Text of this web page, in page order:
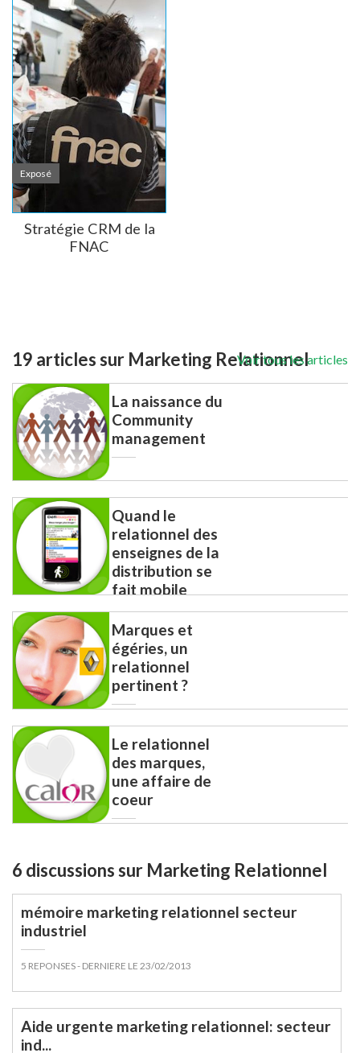
Exposé
Stratégie CRM de la
FNAC
19 articles sur Marketing Relationnel
Voir tous les articles
La naissance du
Community
management
Quand le
relationnel des
enseignes de la
distribution se
fait mobile
Marques et
égéries, un
relationnel
pertinent ?
Le relationnel
des marques,
une affaire de
coeur
6 discussions sur Marketing Relationnel
mémoire marketing relationnel secteur
industriel
5 REPONSES- DERNIERE LE 23/02/2013
Aide urgente marketing relationnel: secteur
ind...